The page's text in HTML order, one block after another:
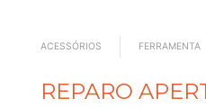
ACESSÓRIOS FERRAMENTA
REPARO